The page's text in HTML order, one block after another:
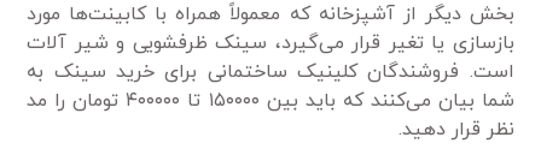
بخش دیگر از آشپزخانه که معمولاً همراه با کابینت‌ها مورد
بازسازی یا تغیر قرار می‌گیرد، سینک ظرفشویی و شیر آلات
است. فروشندگان کلینیک ساختمانی برای خرید سینک به
شما بیان می‌کنند که باید بین ۱۵۰۰۰۰ تا ۴۰۰۰۰۰ تومان را مد
نظر قرار دهید.